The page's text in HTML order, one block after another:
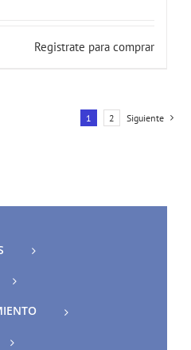
Registrate para comprar
1 2 Siguiente